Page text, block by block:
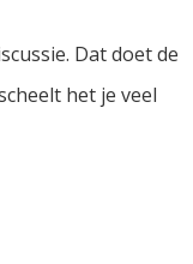
Dat doet de
het je veel